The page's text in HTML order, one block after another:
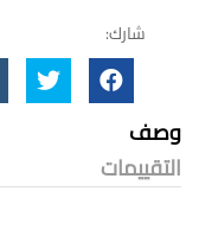
شارك:
وصف
التقييمات